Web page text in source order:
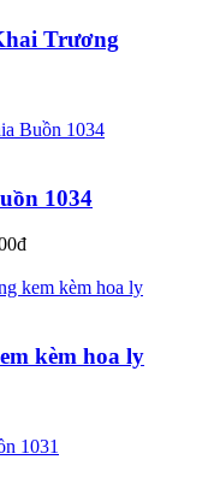
Trương
1034
kèm hoa ly